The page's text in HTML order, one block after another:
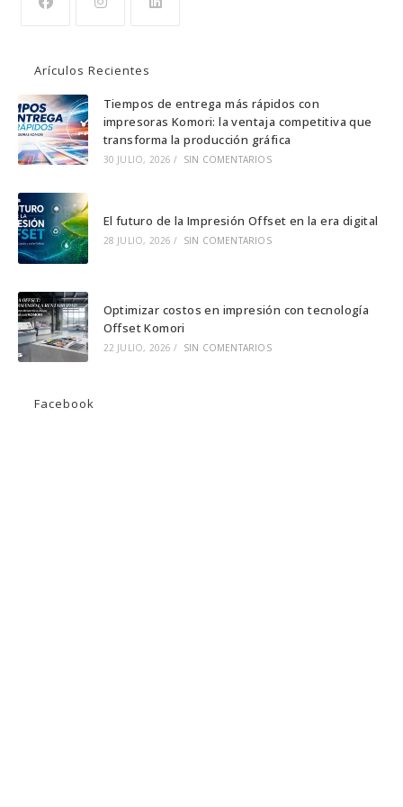
una
nueva
pestaña
una
nueva
pestaña
una
nueva
pestaña
Arículos Recientes
Tiempos de entrega más rápidos con
impresoras Komori: la ventaja competitiva que
transforma la producción gráfica
30 JULIO, 2026 / SIN COMENTARIOS
El futuro de la Impresión Offset en la era digital
28 JULIO, 2026 / SIN COMENTARIOS
Optimizar costos en impresión con tecnología
Offset Komori
22 JULIO, 2026 / SIN COMENTARIOS
Facebook